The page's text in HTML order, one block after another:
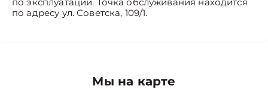
по адресу ул. Советска, 109/1.
Мы на карте